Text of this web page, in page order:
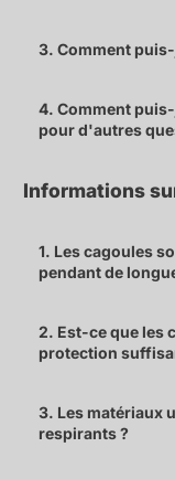
3. Comment
4. Comment
pour d'autres
Informations
1. Les cagoules
pendant de
2. Est-ce que les
protection
3. Les matériaux
respirants ?